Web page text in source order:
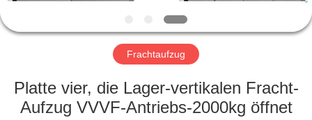
ÜBER
UNS
FABRIK-
AUSFLUG
Frachtaufzug
Platte vier, die Lager-vertikalen Fracht-
Aufzug VVVF-Antriebs-2000kg öffnet